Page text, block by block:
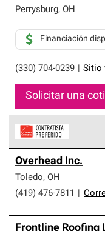
Perrysburg, OH
(330) 704-0239 Sitio
Financiación
Solicitar una
parte de una red
que cumplen con
de profesionalismo
Overhead Inc.
Toledo, OH
(419) 476-7811
Frontline Roofing